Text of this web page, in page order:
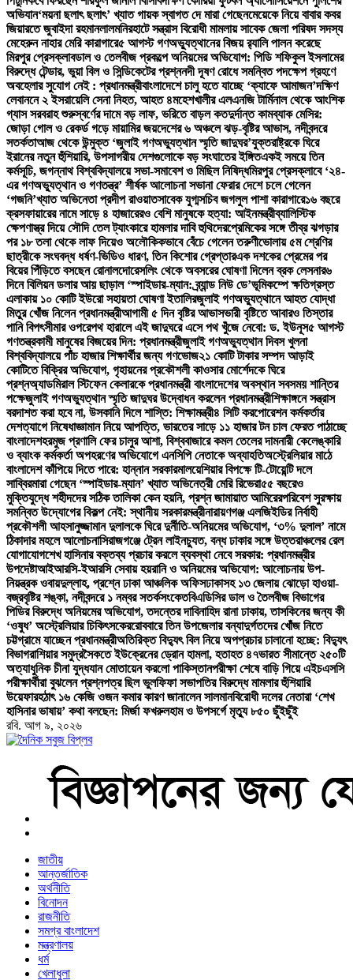
অভিযান‘ময়না ছলাৎ ছলাৎ’ খ্যাত গায়ক স্বাগত দে মারা গেছেনমেয়েকে নিয়ে বাবার কবর
জিয়ারতে জুবাইদা রহমানলালমনিরহাটে সন্ত্রাস বিরোধী মামলায় সাবেক জেলা পরিষদ সদস্য
মেহেরুন নাহার মেরি কারাগারে৫ আগস্ট গণঅভ্যুত্থানের বিজয় র‍্যালি পালন করেছে
মিরপুর প্রেসক্লাবডাল ও তেলবীজ প্রকল্পে অনিয়মের অভিযোগ: পিডি শফিকুল ইসলামের
বিরুদ্ধে টেন্ডার, ভুয়া বিল ও সিন্ডিকেটের প্রশ্ননদী দূষণ রোধে সমন্বিত পদক্ষেপ গ্রহণে
অবহেলার সুযোগ নেই : প্রধানমন্ত্রীবাংলাদেশে চালু হতে যাচ্ছে ‘ক্যাফে আমাজন’দক্ষিণ
লেবাননে ২ ইসরায়েলি সেনা নিহত, আহত ৪মহেশখালীর এলএনজি টার্মিনাল থেকে আংশিক
গ্যাস সরবরাহ শুরুস্বর্ণের দামে বড় লাফ, ভরিতে বাড়ল কতদুর্দান্ত কামব্যাক মেসির:
জোড়া গোল ও রেকর্ড গড়ে মায়ামির জয়দেশের ৬ অঞ্চলে ঝড়-বৃষ্টির আভাস, নদীবন্দরে
সতর্কতাআজ থেকে উন্মুক্ত ‘জুলাই গণঅভ্যুত্থান স্মৃতি জাদুঘর’যুক্তরাষ্ট্রকে ঘিরে
ইরানের নতুন হুঁশিয়ারি, উপসাগরীয় দেশগুলোকে বড় সংঘাতের ইঙ্গিতএকই সময়ে তিন
কর্মসূচি, জগন্নাথ বিশ্ববিদ্যালয়ে সভা-সমাবেশ ও মিছিল নিষিদ্ধমিরপুর প্রেসক্লাবে ‘২৪-
এর গণঅভ্যুত্থান ও গণতন্ত্র’ শীর্ষক আলোচনা সভানা ফেরার দেশে চলে গেলেন
‘গজনি’খ্যাত অভিনেতা প্রদীপ রাওয়াতসাবেক যুগ্মসচিব জগলুল পাশা কারাগারে১৬ বছরে
ক্রসফায়ারের নামে সাড়ে ৪ হাজারেরও বেশি মানুষকে হত্যা: আইনমন্ত্রীব্যালিস্টিক
ক্ষেপণাস্ত্র দিয়ে সৌদি তেল ট্যাংকারে হামলার দাবি হুথিদেরপ্রেমিকের সঙ্গে তীব্র ঝগড়ার
পর ১৮ তলা থেকে লাফ দিয়েও অলৌকিকভাবে বেঁচে গেলেন তরুণীভোলায় ৫ম শ্রেণির
ছাত্রীকে সংঘবদ্ধ ধর্ষণ-ভিডিও ধারণ, তিন কিশোর গ্রেপ্তারএক দশকের প্রেমের পর
বিয়ের পিঁড়িতে বসছেন রোনালদোরেসলিং থেকে অবসরের ঘোষণা দিলেন ব্রক লেসনার৬
দিনে বিলিয়ন ডলার আয় ছাড়াল ‘স্পাইডার-ম্যান: ব্র্যান্ড নিউ ডে’ভূমিকম্পে ক্ষতিগ্রস্ত
এলাকায় ১০ কোটি ইউরো সহায়তা ঘোষণা ইতালিরজুলাই গণঅভ্যুত্থানে আহত যোদ্ধা
মিতুর খোঁজ নিলেন প্রধানমন্ত্রীআগামী ৫ দিন বৃষ্টির আভাসভারী বৃষ্টিতে আবারও তিস্তার
পানি বিপৎসীমার ওপরেপথ হারালে এই জাদুঘরে এসে পথ খুঁজে নেবো: ড. ইউনূস৫ আগস্ট
গণতন্ত্রকামী মানুষের বিজয়ের দিন: প্রধানমন্ত্রীজুলাই গণঅভ্যুত্থান দিবস খুলনা
বিশ্ববিদ্যালয়ে পাঁচ হাজার শিক্ষার্থীর জন্য গণভোজ২১ কোটি টাকার সম্পদ আড়াই
কোটিতে বিক্রির অভিযোগ, গৃহায়নের প্রকৌশলী কাওসার মোর্শেদকে ঘিরে
প্রশ্নঅ্যাডমিরাল স্টিফেন কেলারকে প্রধানমন্ত্রী বাংলাদেশের অবস্থান সবসময় শান্তির
পক্ষেজুলাই গণঅভ্যুত্থান স্মৃতি জাদুঘর উদ্বোধন করলেন প্রধানমন্ত্রীশিক্ষাঙ্গনে সন্ত্রাস
বরদাশত করা হবে না, উসকানি দিলে শাস্তি: শিক্ষামন্ত্রী৪ সিটি করপোরেশন কর্মকর্তার
দেশত্যাগে নিষেধাজ্ঞামান নিয়ে আপত্তি, ভারতের সাড়ে ১১ হাজার টন চাল ফেরত পাঠাচ্ছে
বাংলাদেশহরমুজ প্রণালি ফের চালুর আশা, বিশ্ববাজারে কমল তেলের দামনারী কেলেঙ্কারি
ও ব্যাংক কর্মকর্তা অপহরণের অভিযোগে এনসিপি নেতাকে অব্যাহতিঅস্ট্রেলিয়ার মাঠে
বাংলাদেশ কাঁপিয়ে দিতে পারে: হান্নান সরকারমালয়েশিয়ার বিপক্ষে টি-টোয়েন্টি দলে
সাব্বিরমারা গেছেন ‘স্পাইডার-ম্যান’ খ্যাত অভিনেত্রী মেরি রিভেরা৫৫ বছরেও
মুক্তিযুদ্ধে শহীদদের সঠিক তালিকা কেন হয়নি, প্রশ্ন জামায়াত আমিরেরপরিবেশ সুরক্ষায়
সমন্বিত উদ্যোগের বিকল্প নেই: স্থানীয় সরকারমন্ত্রীনারায়ণগঞ্জ এলজিইডির নির্বাহী
প্রকৌশলী আহসানুজ্জামান দুলালকে ঘিরে দুর্নীতি-অনিয়মের অভিযোগ, ‘৩% দুলাল’ নামে
ঠিকাদার মহলে আলোচনাসিরাজগঞ্জে ট্রেন লাইনচ্যুত, বন্ধ ঢাকার সঙ্গে উত্তরাঞ্চলের রেল
যোগাযোগশেখ হাসিনার বক্তব্য প্রচার করলে ব্যবস্থা নেবে সরকার: প্রধানমন্ত্রীর
উপদেষ্টাআইআরসি-ইআরসি সেবায় হয়রানি ও অনিয়মের অভিযোগ: আলোচনায় উপ-
নিয়ন্ত্রক ওবায়দুল্লাহ, প্রশ্নে ঢাকা আঞ্চলিক অফিসঢাকাসহ ১৩ জেলায় ঝোড়ো হাওয়া-
বজ্রবৃষ্টির শঙ্কা, নদীবন্দরে ১ নম্বর সতর্কসংকেতবিএডিসির ডাল ও তৈলবীজ বিভাগের
পিডির বিরুদ্ধে অনিয়মের অভিযোগ, তদন্তের দাবিনাহিদ রানা ঢাকায়, তাসকিনের জন্য কী
‘ওষুধ’ অস্ট্রেলিয়ার চিকিৎসকেররোববারে তিন উপজেলার বন্যাদুর্গতদের খোঁজ নিতে
চট্টগ্রামে যাচ্ছেন প্রধানমন্ত্রীঅতিরিক্ত বিদ্যুৎ বিল নিয়ে অপপ্রচার চালানো হচ্ছে: বিদ্যুৎ
বিভাগরাশিয়ার সমুদ্রসৈকতে ইউক্রেনের ড্রোন হামলা, হতাহত ৪৭ভারত সীমান্তে ২৫০টি
অত্যাধুনিক চীনা যুদ্ধযান মোতায়েন করলো পাকিস্তানপরীক্ষা শেষে বাড়ি গিয়ে এইচএসসি
পরীক্ষার্থীরা বুঝলেন প্রশ্নপত্র ছিল ভুলফিফা সভাপতির বিরুদ্ধে মামলার হুঁশিয়ারি
উয়েফারহঠাৎ ১৬ কেজি ওজন কমার কারণ জানালেন সালমানবিরোধী দলের নেতারা ‘শেখ
হাসিনার ভাষায়’ কথা বলছেন: মির্জা ফখরুলহাম ও উপসর্গে মৃত্যু ৮৫০ ছুঁইছুঁই
রবি. আগ ৯, ২০২৬
বাংলা নিউজ পেপার
জাতীয়
আন্তর্জাতিক
অর্থনীতি
বিনোদন
রাজনীতি
সমগ্র বাংলাদেশ
মন্ত্রণালয়
ধর্ম
খেলাধুলা